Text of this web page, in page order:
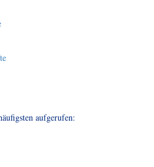
aufgerufen: